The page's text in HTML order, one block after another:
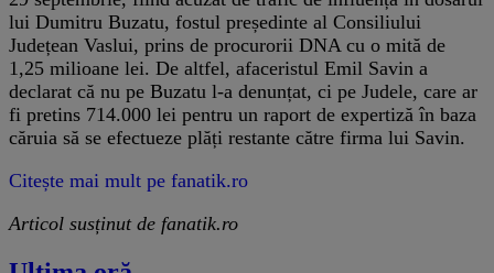
lui Dumitru Buzatu, fostul președinte al Consiliului
Județean Vaslui, prins de procurorii DNA cu o mită de
1,25 milioane lei. De altfel, afaceristul Emil Savin a
declarat că nu pe Buzatu l-a denunțat, ci pe Judele, care ar
fi pretins 714.000 lei pentru un raport de expertiză în baza
căruia să se efectueze plăți restante către firma lui Savin.
Citește mai mult pe fanatik.ro
Articol susținut de fanatik.ro